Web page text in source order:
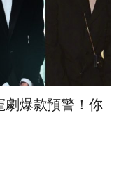
劇爆款預警！你